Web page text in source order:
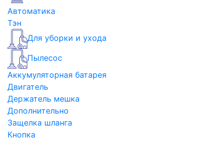
Автоматика
Тэн
Для уборки и ухода
Пылесос
Аккумуляторная батарея
Двигатель
Держатель мешка
Дополнительно
Защелка шланга
Кнопка